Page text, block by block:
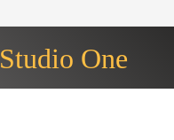
Studio One